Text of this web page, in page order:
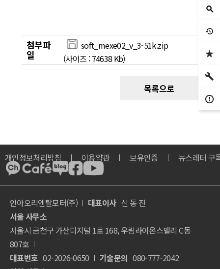
첨부파
일
soft_mexe02_v_3-51k.zip
(사이즈 : 74638 Kb)
목록으로
개인정보처리방침 이용약관 보유인증 뉴스레터 구
인아오리엔탈모터(주) 대표이사 신 동 진
서울 사무소
서울시 금천구 가산디지털 1로 168, 우림라이온스밸리 C동
807호
대표번호 02-2026-0650 기술문의 080-777-2042